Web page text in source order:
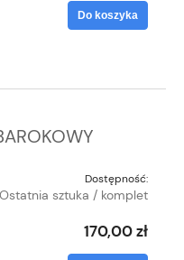
Do koszyka
Dostępność:
Ostatnia sztuka / komplet
170,00 zł